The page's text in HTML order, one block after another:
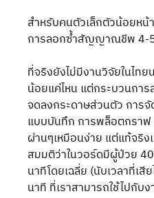
สำหรับคนตัวเล็กตัวน้อยหน้
การลอกซ้ำสัญญาณชีพ 4-5
ที่จริงยังไม่มีงานวิจัยในไทย
น้อยแค่ไหน แต่กระบวนกา
จดลงกระดาษส่วนตัว การ
แบบบันทึก การพล็อตกราฟ
ผ่านๆเหมือนง่าย แต่แท้จริง
สมมติว่าในวอร์ดมีผู้ป่วย 40
นาทีโดยเฉลี่ย (นับเวลาที่เ
นาที ที่เราสามารถใช้ไปกับ